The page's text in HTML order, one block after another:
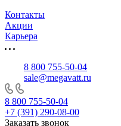
Контакты
Акции
Карьера
8 800 755-50-04
sale@megavatt.ru
8 800 755-50-04
+7 (391) 290-08-00
Заказать звонок